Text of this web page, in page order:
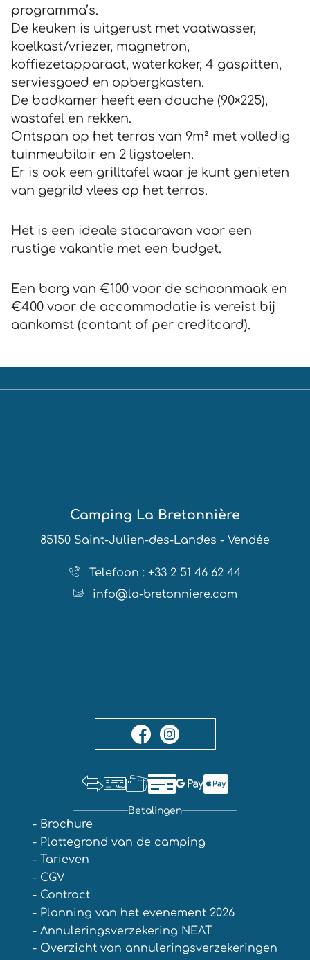
programma’s.
De keuken is uitgerust met vaatwasser,
koelkast/vriezer, magnetron,
koffiezetapparaat, waterkoker, 4 gaspitten,
serviesgoed en opbergkasten.
De badkamer heeft een douche (90×225),
wastafel en rekken.
Ontspan op het terras van 9m² met volledig
tuinmeubilair en 2 ligstoelen.
Er is ook een grilltafel waar je kunt genieten
van gegrild vlees op het terras.
Het is een ideale stacaravan voor een
rustige vakantie met een budget.
Een borg van €100 voor de schoonmaak en
€400 voor de accommodatie is vereist bij
aankomst (contant of per creditcard).
Camping La Bretonnière
85150 Saint-Julien-des-Landes - Vendée
Telefoon : +33 2 51 46 62 44
info@la-bretonniere.com
Betalingen
- Brochure
- Plattegrond van de camping
- Tarieven
- CGV
- Contract
- Planning van het evenement 2026
- Annuleringsverzekering NEAT
- Overzicht van annuleringsverzekeringen